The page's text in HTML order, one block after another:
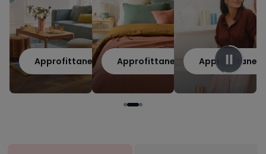
Approfittane Approfittane Approfittane